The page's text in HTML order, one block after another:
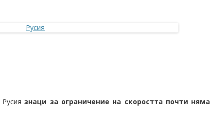
Русиязнаци за ограничение на скоростта почти няма